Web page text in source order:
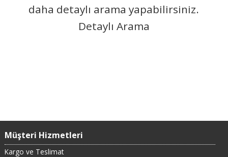
daha detaylı arama yapabilirsiniz.
Detaylı Arama
Müşteri Hizmetleri
Kargo ve Teslimat